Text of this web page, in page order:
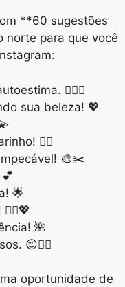
**60 sugestões
norte para que você
💇‍♀️✨
sua beleza! 💖
💆‍♀️
🎨✂️
🌟
🌺
😊💇‍♀️
oportunidade de